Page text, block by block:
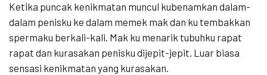
Ketika puncak kenikmatan muncul kubenamkan dalam-
dalam penisku ke dalam memek mak dan ku tembakkan
spermaku berkali-kali. Mak ku menarik tubuhku rapat
rapat dan kurasakan penisku dijepit-jepit. Luar biasa
sensasi kenikmatan yang kurasakan.